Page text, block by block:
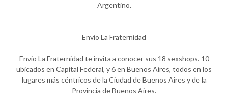
Argentino.
Envio La Fraternidad
Envio La Fraternidad te invita a conocer sus 18 sexshops. 10
ubicados en Capital Federal, y 6 en Buenos Aires, todos en los
lugares más céntricos de la Ciudad de Buenos Aires y de la
Provincia de Buenos Aires.